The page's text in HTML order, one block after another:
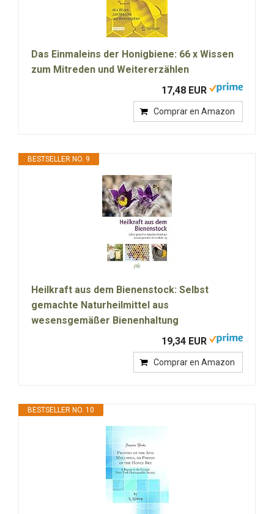
Das Einmaleins der Honigbiene: 66 x Wissen
zum Mitreden und Weitererzählen
17,48 EUR
Comprar en Amazon
BESTSELLER NO. 9
Heilkraft aus dem Bienenstock: Selbst
gemachte Naturheilmittel aus
wesensgemäßer Bienenhaltung
19,34 EUR
Comprar en Amazon
BESTSELLER NO. 10